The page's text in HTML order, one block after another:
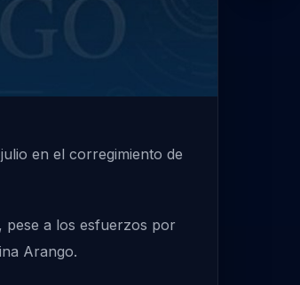
en el corregimiento de
pese a los esfuerzos por
Arango.